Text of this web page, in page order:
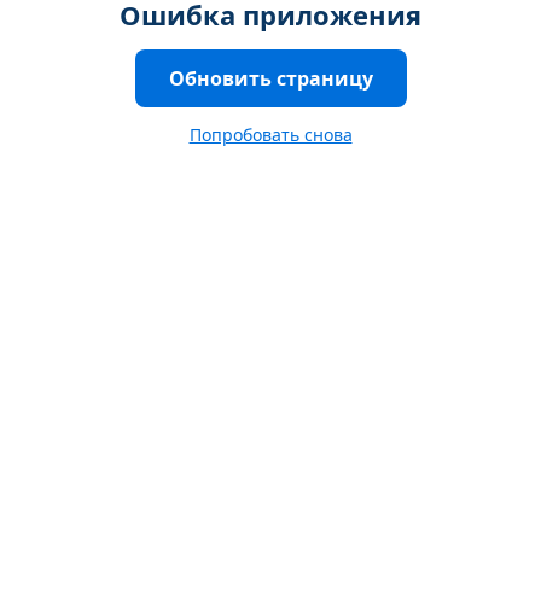
Ошибка приложения
Обновить страницу
Попробовать снова